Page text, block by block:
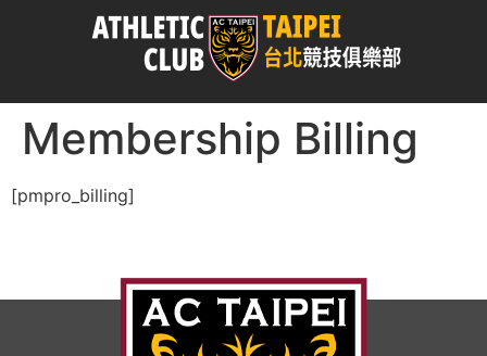
Membership Billing
[pmpro_billing]